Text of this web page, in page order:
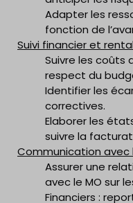
Adapter les
fonction de
Suivi financier et
Suivre les coûts
respect du
Identifier les
correctives.
Elaborer les
suivre la
Communication avec
Assurer une
avec le MO sur
Financiers :